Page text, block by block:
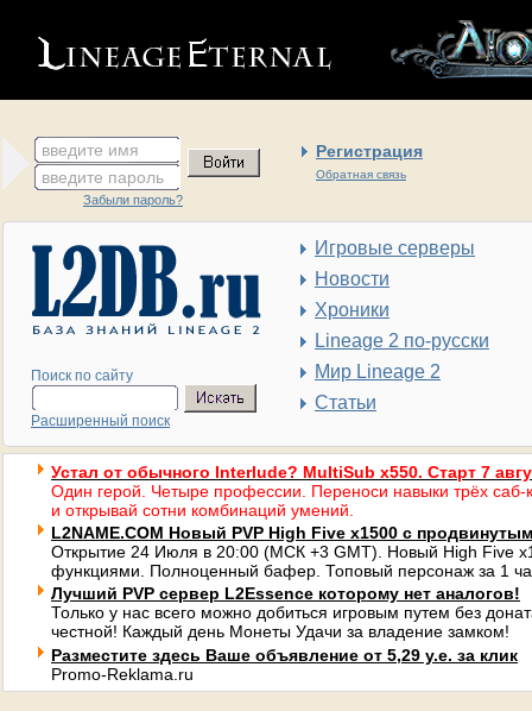
введите имя Регистрация
Обратная связь
введите пароль
Забыли пароль?
Поиск по сайту
Расширенный поиск
Игровые серверы
Новости
Хроники
Lineage 2 по-русски
Мир Lineage 2
Статьи
Устал от обычного Interlude? MultiSub x550. Старт 7
Один герой. Четыре профессии. Переноси навыки трёх саб-
и открывай сотни комбинаций умений.
L2NAME.COM Новый PVP High Five x1500 с
Открытие 24 Июля в 20:00 (МСК +3 GMT). Новый High Five
функциями. Полноценный бафер. Топовый персонаж за 1
Лучший PVP сервер L2Essence которому нет аналогов!
Только у нас всего можно добиться игровым путем без
честной! Каждый день Монеты Удачи за владение замком!
Разместите здесь Ваше объявление от 5,29 у.е. за клик
Promo-Reklama.ru